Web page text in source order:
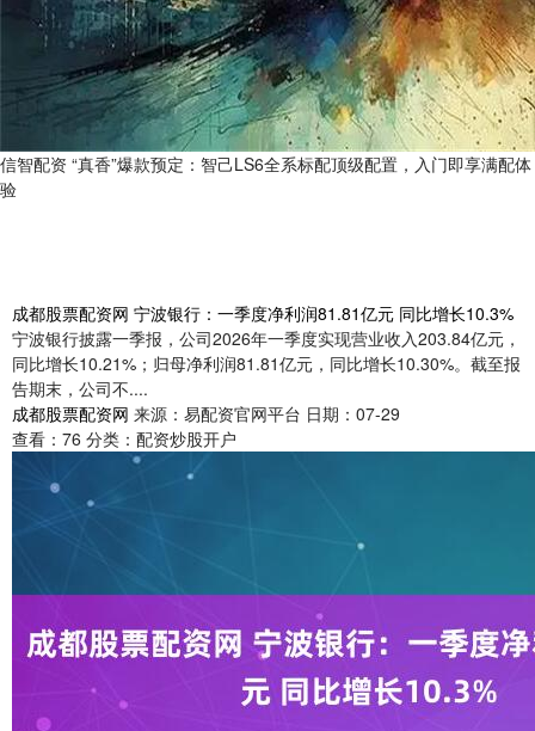
信智配资 “真香”爆款预定：智己LS6全系标配顶级配置，入门即享满配体
验
成都股票配资网 宁波银行：一季度净利润81.81亿元 同比增长10.3%
宁波银行披露一季报，公司2026年一季度实现营业收入203.84亿元，
同比增长10.21%；归母净利润81.81亿元，同比增长10.30%。截至报
告期末，公司不....
成都股票配资网 来源：易配资官网平台 日期：07-29
查看： 76 分类： 配资炒股开户